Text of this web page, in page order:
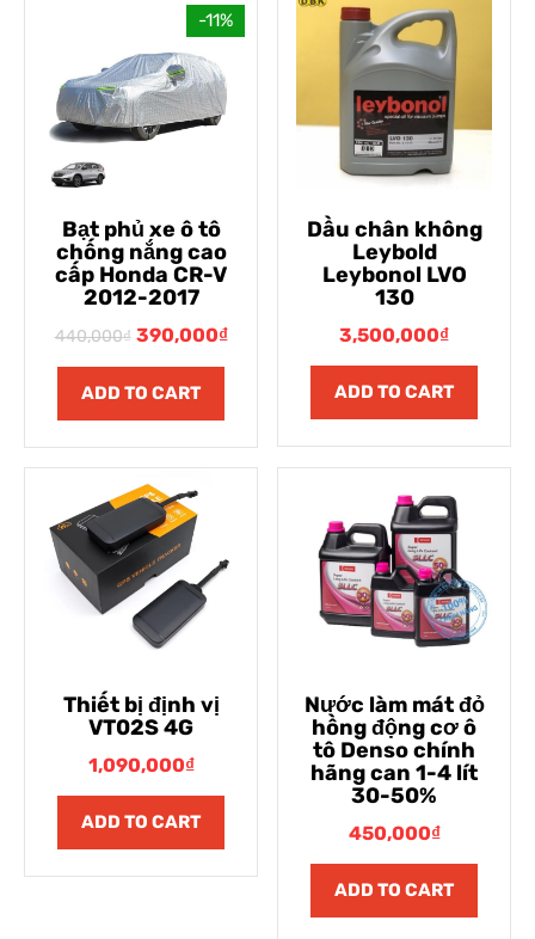
-11%
Bạt phủ xe ô tô
chống nắng cao
cấp Honda CR-V
2012-2017
440,000₫ 390,000₫
ADD TO CART
Dầu chân không
Leybold
Leybonol LVO
130
3,500,000₫
ADD TO CART
Thiết bị định vị
VT02S 4G
1,090,000₫
ADD TO CART
Nước làm mát đỏ
hồng động cơ ô
tô Denso chính
hãng can 1-4 lít
30-50%
450,000₫
ADD TO CART